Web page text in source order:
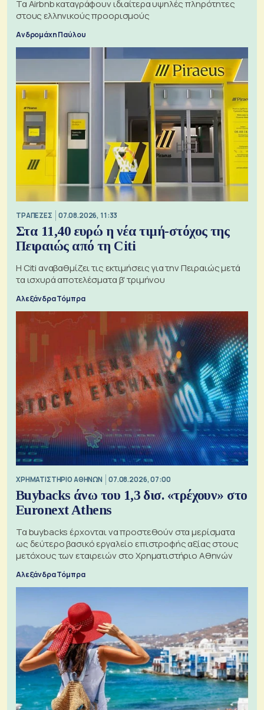
Τα Airbnb καταγράφουν ιδιαίτερα υψηλές πληρότητες
στους ελληνικούς προορισμούς
Ανδρομάχη Παύλου
ΤΡΑΠΕΖΕΣ 07.08.2026, 11:33
Στα 11,40 ευρώ η νέα τιμή-στόχος της
Πειραιώς από τη Citi
Η Citi αναβαθμίζει τις εκτιμήσεις για την Πειραιώς μετά
τα ισχυρά αποτελέσματα β' τριμήνου
Αλεξάνδρα Τόμπρα
XΡΗΜΑΤΙΣΤΗΡΙΟ ΑΘΗΝΩΝ 07.08.2026, 07:00
Buybacks άνω του 1,3 δισ. «τρέχουν» στο
Euronext Athens
Τα buybacks έρχονται να προστεθούν στα μερίσματα
ως δεύτερο βασικό εργαλείο επιστροφής αξίας στους
μετόχους των εταιρειών στο Χρηματιστήριο Αθηνών
Αλεξάνδρα Τόμπρα